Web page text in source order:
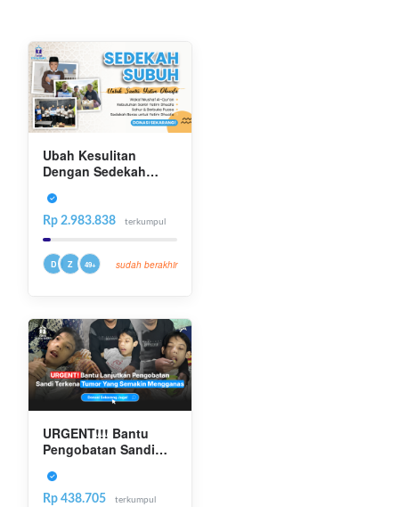
Ubah Kesulitan
Dengan Sedekah
Yatim Dhuafa
Rp 2.983.838 terkumpul
D Z 49+ sudah berakhir
URGENT!!! Bantu
Pengobatan Sandi
Rp 438.705 terkumpul